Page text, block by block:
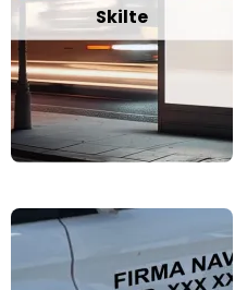
Skilte